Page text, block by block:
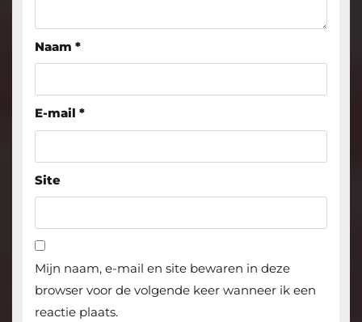
Naam *
E-mail *
Site
Mijn naam, e-mail en site bewaren in deze
browser voor de volgende keer wanneer ik een
reactie plaats.